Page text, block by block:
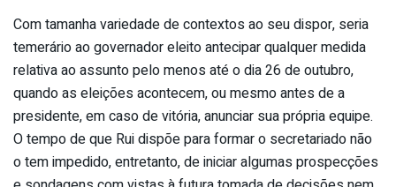
Com tamanha variedade de contextos ao seu dispor, seria
temerário ao governador eleito antecipar qualquer medida
relativa ao assunto pelo menos até o dia 26 de outubro,
quando as eleições acontecem, ou mesmo antes de a
presidente, em caso de vitória, anunciar sua própria equipe.
O tempo de que Rui dispõe para formar o secretariado não
o tem impedido, entretanto, de iniciar algumas prospecções